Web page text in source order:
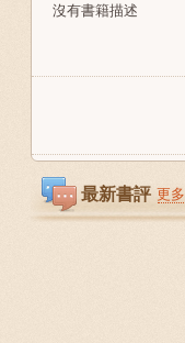
沒有書籍描述
最新書評 更多